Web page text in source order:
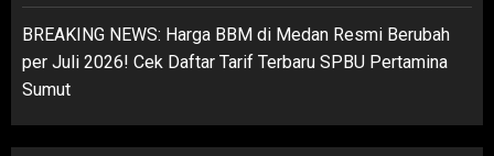
BREAKING NEWS: Harga BBM di Medan Resmi Berubah
per Juli 2026! Cek Daftar Tarif Terbaru SPBU Pertamina
Sumut